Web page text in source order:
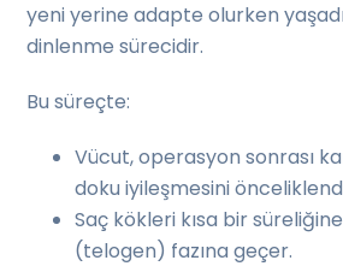
yeni yerine adapte olurken
dinlenme sürecidir.
Bu süreçte:
Vücut, operasyon sonrası
doku iyileşmesini
Saç kökleri kısa bir
(telogen) fazına geçer.